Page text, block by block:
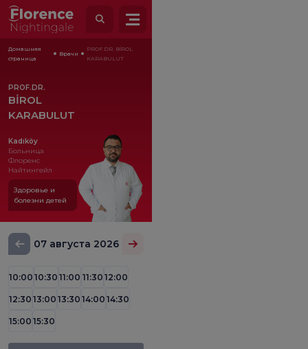
Домашняя
страница
Врачи
PROF.DR. BİROL
KARABULUT
PROF.DR.
BİROL
KARABULUT
Kadıköy
Больница
Флоренс
Найтингейл
Здоровье и
болезни детей
07 августа 2026
10:00 10:30 11:00 11:30 12:00
12:30 13:00 13:30 14:00 14:30
15:00 15:30